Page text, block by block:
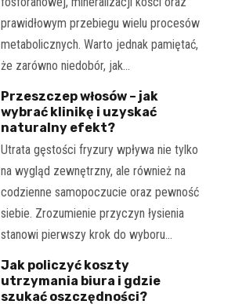
prawidłowym przebiegu wielu procesów
metabolicznych. Warto jednak pamiętać,
że zarówno niedobór, jak…
Przeszczep włosów – jak
wybrać klinikę i uzyskać
naturalny efekt?
Utrata gęstości fryzury wpływa nie tylko
na wygląd zewnętrzny, ale również na
codzienne samopoczucie oraz pewność
siebie. Zrozumienie przyczyn łysienia
stanowi pierwszy krok do wyboru…
Jak policzyć koszty
utrzymania biura i gdzie
szukać oszczędności?